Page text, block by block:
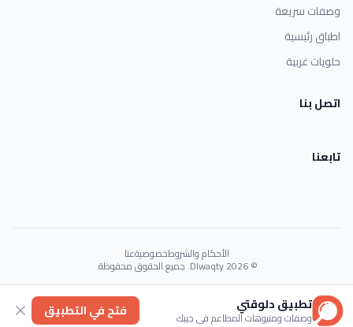
وصفات سريعة
اطباق رئيسية
حلويات غربية
اتصل بنا
تابعنا
الأحكام والشروطخصوصيةعنا
© 2026 Dlwaqty. جميع الحقوق محفوظة.
Powered byGAIT
تطبيق دلوقتي
وصفات ومنيوهات المطاعم في جيبك فتح في التطبيق